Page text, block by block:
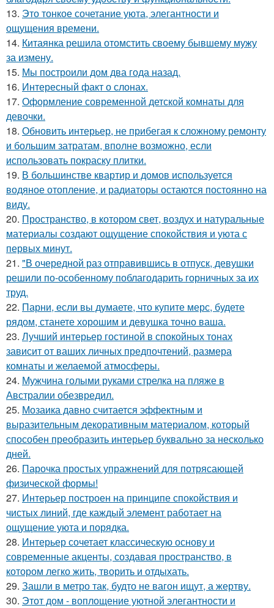
13. Это тонкое сочетание уюта, элегантности и
ощущения времени.
14. Китаянка решила отомстить своему бывшему мужу
за измену.
15. Мы построили дом два года назад.
16. Интересный факт о слонах.
17. Оформление современной детской комнаты для
девочки.
18. Обновить интерьер, не прибегая к сложному ремонту
и большим затратам, вполне возможно, если
использовать покраску плитки.
19. В большинстве квартир и домов используется
водяное отопление, и радиаторы остаются постоянно на
виду.
20. Пространство, в котором свет, воздух и натуральные
материалы создают ощущение спокойствия и уюта с
первых минут.
21. "В очередной раз отправившись в отпуск, девушки
решили по-особенному поблагодарить горничных за их
труд.
22. Парни, если вы думаете, что купите мерс, будете
рядом, станете хорошим и девушка точно ваша.
23. Лучший интерьер гостиной в спокойных тонах
зависит от ваших личных предпочтений, размера
комнаты и желаемой атмосферы.
24. Мужчина голыми руками стрелка на пляже в
Австралии обезвредил.
25. Мозаика давно считается эффектным и
выразительным декоративным материалом, который
способен преобразить интерьер буквально за несколько
дней.
26. Парочка простых упражнений для потрясающей
физической формы!
27. Интерьер построен на принципе спокойствия и
чистых линий, где каждый элемент работает на
ощущение уюта и порядка.
28. Интерьер сочетает классическую основу и
современные акценты, создавая пространство, в
котором легко жить, творить и отдыхать.
29. Зашли в метро так, будто не вагон ищут, а жертву.
30. Этот дом - воплощение уютной элегантности и